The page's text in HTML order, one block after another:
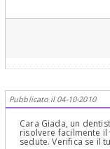
l'utilizzo di lavaggi
personale medico e
riduzione della
copertura
attentamente la
Pubblicato il 04-10-2010
Cara Giada, un
risolvere facilmente
sedute. Verifica se il